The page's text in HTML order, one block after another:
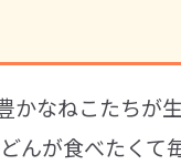
かなねこたちが
んが食べたくて